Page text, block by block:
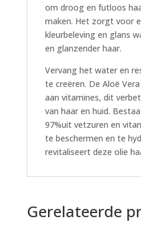
om droog en futloos
maken. Het zorgt voor
kleurbeleving en glans
en glanzender haar.
Vervang het water en
te creëren. De Aloë
aan vitamines, dit
van haar en huid.
97%uit vetzuren en
te beschermen en te
revitaliseert deze olie
Gerelateerde